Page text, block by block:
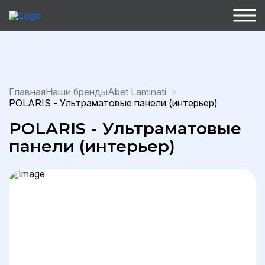
ГлавнаяНаши брендыAbet Laminati
POLARIS - Ультраматовые панели (интерьер)
POLARIS - Ультраматовые
панели (интерьер)